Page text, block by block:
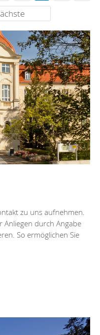
zu uns aufnehmen.
Anliegen durch Angabe
So ermöglichen Sie